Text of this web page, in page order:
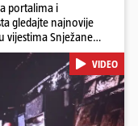
portalima i
gledajte najnovije
vijestima Snježane
eura mogla bi
pretukli nogometnog
za 200 tisuća
VIDEO